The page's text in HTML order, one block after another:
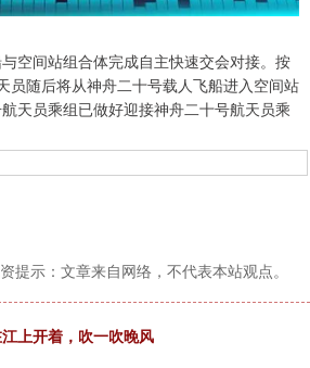
间站组合体完成自主快速交会对接。按
员随后将从神舟二十号载人飞船进入空间站
天员乘组已做好迎接神舟二十号航天员乘
提示：文章来自网络，不代表本站观点。
上开着，吹一吹晚风